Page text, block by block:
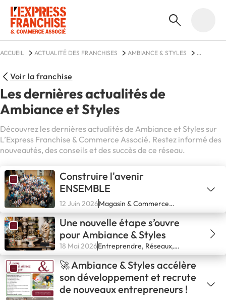
ACCUEIL ACTUALITÉ DES FRANCHISES
AMBIANCE & STYLES
Voir la franchise
Les dernières actualités de
Ambiance et Styles
Découvrez les dernières actualités de Ambiance et Styles sur
L’Express Franchise & Commerce Associé. Restez informé des
nouveautés, des conseils et des succès de ce réseau.
Construire l'avenir
ENSEMBLE
12 Juin 2026Magasin & Commerce
spécialisé
Une nouvelle étape s’ouvre
pour Ambiance & Styles
18 Mai 2026Entreprendre, Réseaux,
Secteurs, Se lancer
🚀 Ambiance & Styles accélère
son développement et recrute
de nouveaux entrepreneurs !